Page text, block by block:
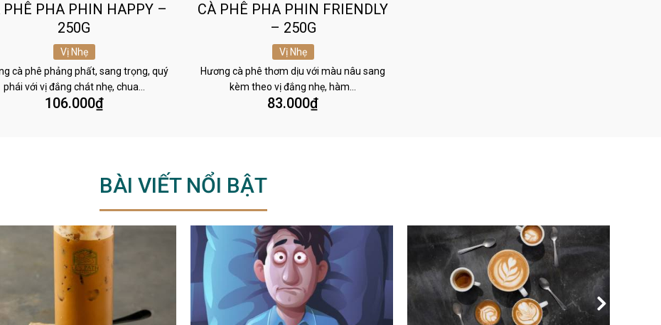
PHÊ PHA PHIN HAPPY –
250G
Vị Nhẹ
cà phê phảng phất, sang trọng, quý
phái với vị đắng chát nhẹ, chua…
106.000₫
CÀ PHÊ PHA PHIN FRIENDLY
– 250G
Vị Nhẹ
Hương cà phê thơm dịu với màu nâu sang
kèm theo vị đắng nhẹ, hàm…
83.000₫
BÀI VIẾT NỔI BẬT